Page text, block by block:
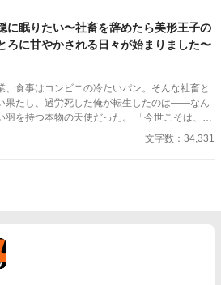
探そうとするが、なぜか毎回リオルに妨害され
に眠りたい〜社畜を辞めたら美形王子の
ろに甘やかされる日々が始まりました〜
、食事はコンビニの冷たいパン。そんな社畜と
果たし、過労死した俺が転生したのは――なん
羽を持つ本物の天使だった。 ​「今世こそは、働
ごしたい！」 ​平穏な隠居生活を夢見るシオン
王国の第一王子・アリスターの元に居候するこ
文字数：34,331